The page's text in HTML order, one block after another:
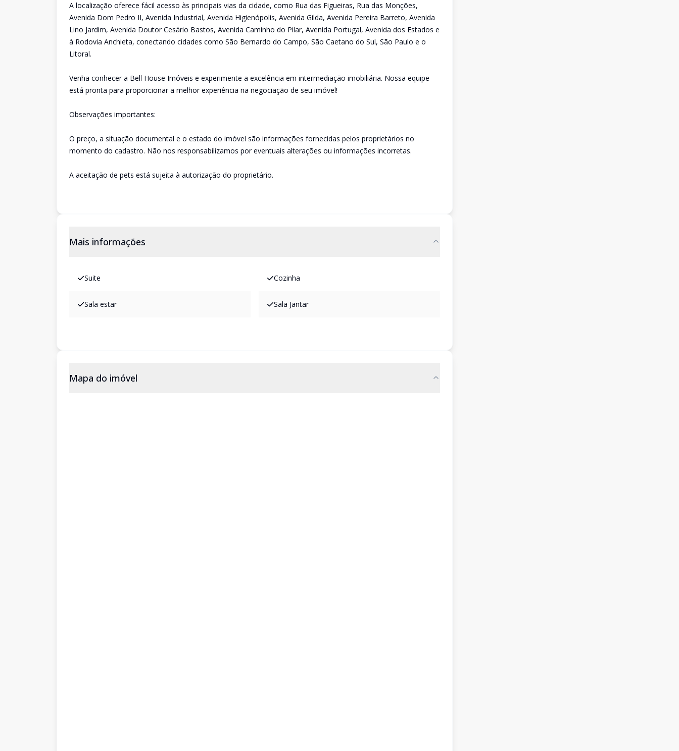
A localização oferece fácil acesso às principais vias da cidade, como Rua das Figueiras, Rua das Monções,
Avenida Dom Pedro II, Avenida Industrial, Avenida Higienópolis, Avenida Gilda, Avenida Pereira Barreto, Avenida
Lino Jardim, Avenida Doutor Cesário Bastos, Avenida Caminho do Pilar, Avenida Portugal, Avenida dos Estados e
à Rodovia Anchieta, conectando cidades como São Bernardo do Campo, São Caetano do Sul, São Paulo e o
Litoral.
Venha conhecer a Bell House Imóveis e experimente a excelência em intermediação imobiliária. Nossa equipe
está pronta para proporcionar a melhor experiência na negociação de seu imóvel!
Observações importantes:
O preço, a situação documental e o estado do imóvel são informações fornecidas pelos proprietários no
momento do cadastro. Não nos responsabilizamos por eventuais alterações ou informações incorretas.
A aceitação de pets está sujeita à autorização do proprietário.
Mais informações
Suite Cozinha
Sala estar Sala Jantar
Mapa do imóvel